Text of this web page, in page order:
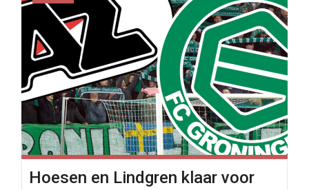
Hoesen en Lindgren klaar voor